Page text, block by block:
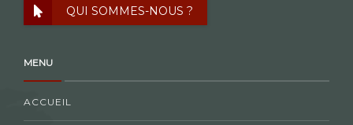
QUI SOMMES-NOUS ?
MENU
ACCUEIL